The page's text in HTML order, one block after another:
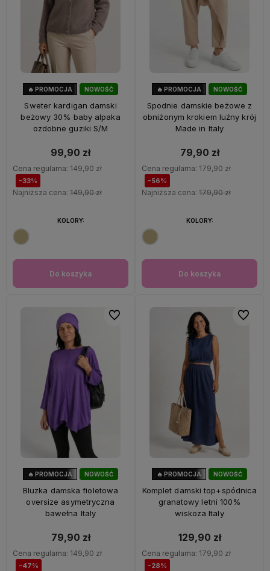
NOWOŚĆ
🔥 PROMOCJA
Sweter kardigan damski
beżowy 30% baby alpaka
ozdobne guziki S/M
99,90 zł
Cena regularna: 149,90 zł
-33%
Najniższa cena: 149,90 zł
Do koszyka
KOLORY:
NOWOŚĆ
🔥 PROMOCJA
Spodnie damskie beżowe z
obniżonym krokiem luźny krój
Made in Italy
79,90 zł
Cena regularna: 179,90 zł
-56%
Najniższa cena: 179,90 zł
Do koszyka
KOLORY:
NOWOŚĆ
🔥 PROMOCJA
Bluzka damska fioletowa
oversize asymetryczna
bawełna Italy
79,90 zł
Cena regularna: 149,90 zł
-47%
Do ulubionych
NOWOŚĆ
🔥 PROMOCJA
Komplet damski top+spódnica
granatowy letni 100%
wiskoza Italy
129,90 zł
Cena regularna: 179,90 zł
-28%
Do